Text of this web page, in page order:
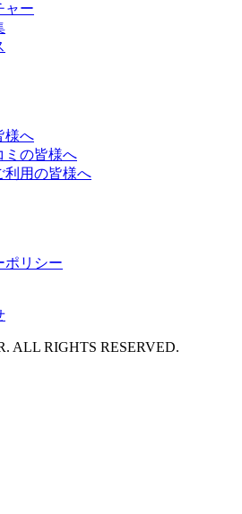
ャー
様へ
ミの皆様へ
利用の皆様へ
ポリシー
ALL RIGHTS RESERVED.